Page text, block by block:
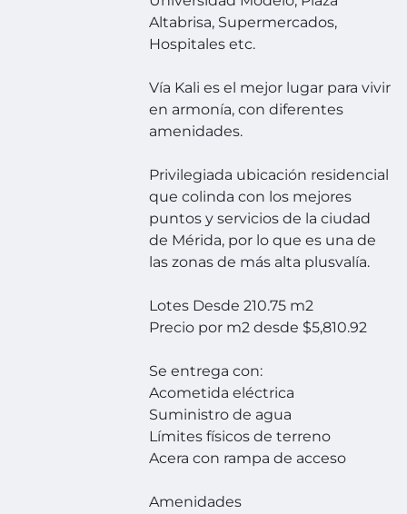
Altabrisa, Supermercados,
Hospitales etc.
Vía Kali es el mejor lugar para vivir
en armonía, con diferentes
amenidades.
Privilegiada ubicación residencial
que colinda con los mejores
puntos y servicios de la ciudad
de Mérida, por lo que es una de
las zonas de más alta plusvalía.
Lotes Desde 210.75 m2
Precio por m2 desde $5,810.92
Se entrega con:
Acometida eléctrica
Suministro de agua
Límites físicos de terreno
Acera con rampa de acceso
Amenidades